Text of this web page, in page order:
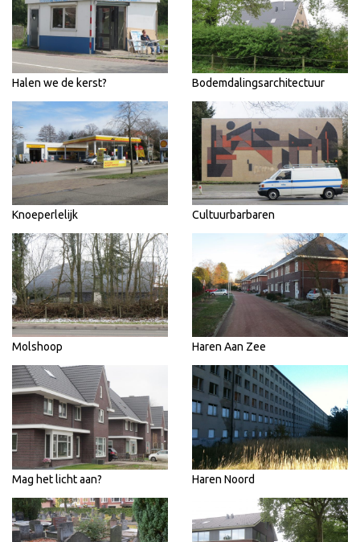
Halen we de kerst? Bodemdalingsarchitectuur
Knoeperlelijk Cultuurbarbaren
Molshoop Haren Aan Zee
Mag het licht aan? Haren Noord